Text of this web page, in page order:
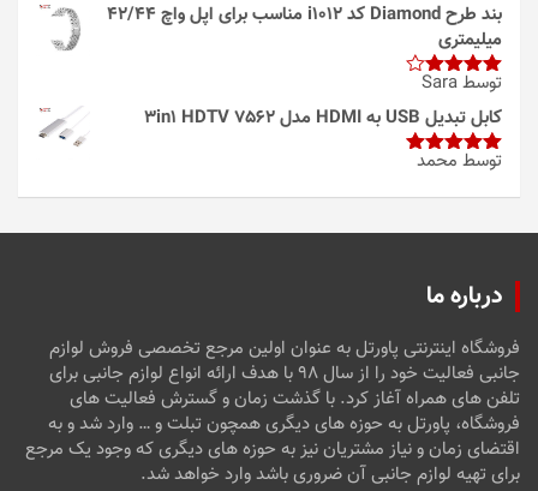
بند طرح Diamond کد i1012 مناسب برای اپل واچ 42/44
میلیمتری
امتیاز4
از 5
توسط Sara
کابل تبدیل USB به HDMI مدل 3in1 HDTV 7562
امتیاز5از
توسط محمد
درباره ما
فروشگاه اینترنتی پاورتل به عنوان اولین مرجع تخصصی فروش لوازم
جانبی فعالیت خود را از سال ۹۸ با هدف ارائه انواع لوازم جانبی برای
تلفن های همراه آغاز کرد. با گذشت زمان و گسترش فعالیت های
فروشگاه، پاورتل به حوزه های دیگری همچون تبلت و … وارد شد و به
اقتضای زمان و نیاز مشتریان نیز به حوزه های دیگری که وجود یک مرجع
برای تهیه لوازم جانبی آن ضروری باشد وارد خواهد شد.